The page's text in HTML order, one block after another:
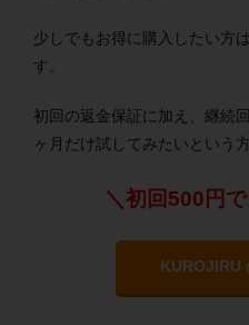
少しでもお得に購入したい方
す。
初回の返金保証に加え、継続
ヶ月だけ試してみたいという
＼初回500円
KUROJIRU